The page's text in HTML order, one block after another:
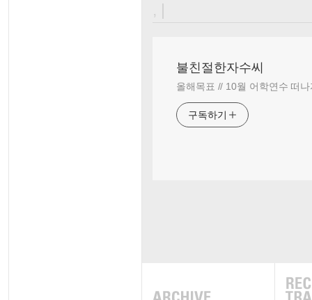
, |
불친절한자수씨
올해목표 // 10월 어학연수 떠나
구독하기